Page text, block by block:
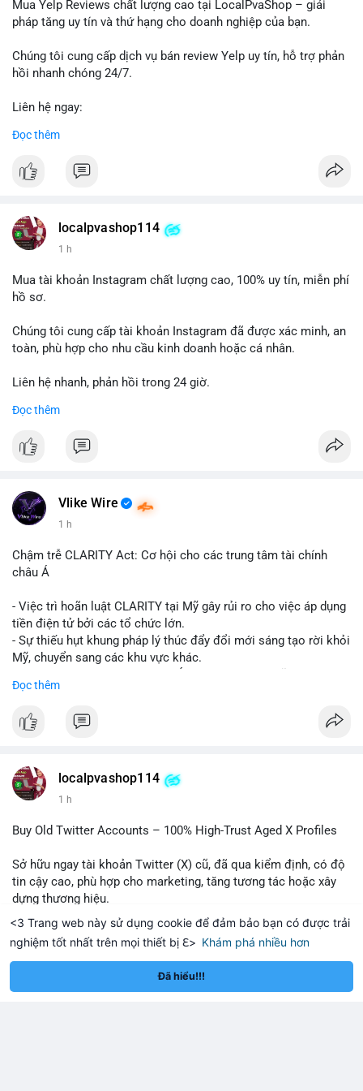
<3 Trang web này sử dụng cookie để đảm bảo bạn có được trải
nghiệm tốt nhất trên mọi thiết bị ℇ> Khám phá nhiều hơn
Đã hiểu!!!
ETH $1,912.85 +0.53% Solana SOL $73.52 +0.26%
lời ngắn hạn. Ngược lại, nếu điểm đến là ví lạnh đa chữ ký, đây
được theo dõi chặt chẽ trong 24-48 giờ tới vì có thể kéo theo
biến động giá cục bộ.
Lời khuyên: Nhà đầu tư nhỏ lẻ nên quan sát phản ứng giá tại
nhận dòng tiền tiếp theo từ địa chỉ nhận để đánh giá xu hướng
Mua Yelp Reviews chất lượng cao tại LocalPvaShop – giải
pháp tăng uy tín và thứ hạng cho doanh nghiệp của bạn.
Chúng tôi cung cấp dịch vụ bán review Yelp uy tín, hỗ trợ phản
hồi nhanh chóng 24/7.
Liên hệ ngay:
✈️ Telegram: @localpvashop
LocalPvaShop – Đối tác đáng tin cậy giúp thương hiệu của bạn
Đọc thêm
localpvashop114
1 h
Mua tài khoản Instagram chất lượng cao, 100% uy tín, miễn phí
hồ sơ.
Chúng tôi cung cấp tài khoản Instagram đã được xác minh, an
toàn, phù hợp cho nhu cầu kinh doanh hoặc cá nhân.
Liên hệ nhanh, phản hồi trong 24 giờ.
📞 WhatsApp: +1 660 215-8938
Đọc thêm
Vlike Wire
1 h
Chậm trễ CLARITY Act: Cơ hội cho các trung tâm tài chính
châu Á
- Việc trì hoãn luật CLARITY tại Mỹ gây rủi ro cho việc áp dụng
tiền điện tử bởi các tổ chức lớn.
- Sự thiếu hụt khung pháp lý thúc đẩy đổi mới sáng tạo rời khỏi
Mỹ, chuyển sang các khu vực khác.
trường khi Mỹ còn đang lúng túng về luật pháp.
#binancesquare #blockchain
#vlikevn #titanbot
📰 Nguồn: Cointelegraph
Đọc thêm
localpvashop114
1 h
Buy Old Twitter Accounts – 100% High-Trust Aged X Profiles
Sở hữu ngay tài khoản Twitter (X) cũ, đã qua kiểm định, có độ
tin cậy cao, phù hợp cho marketing, tăng tương tác hoặc xây
dựng thương hiệu.
Ưu điểm nổi bật:
- Tài khoản aged, có lịch sử hoạt động lâu năm
- Hồ sơ hoàn chỉnh, giảm nguy cơ bị khóa
- Hỗ trợ 24/7, phản hồi nhanh chóng
Đọc thêm